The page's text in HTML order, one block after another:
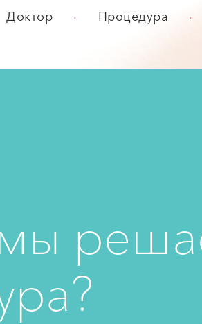
Доктор . Процедура .